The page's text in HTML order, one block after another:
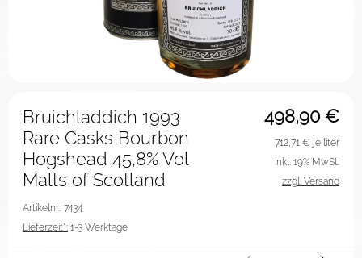
498,90 €
Bruichladdich 1993
Rare Casks Bourbon
Hogshead 45,8% Vol
Malts of Scotland
Artikelnr.: 7434
Lieferzeit*: 1-3 Werktage
712,71 € je liter
inkl. 19% MwSt.
zzgl. Versand